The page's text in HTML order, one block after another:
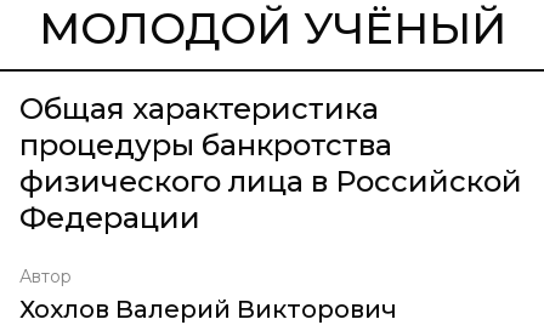
МОЛОДОЙ УЧЁНЫЙ
Общая характеристика
процедуры банкротства
физического лица в Российской
Федерации
Автор
Хохлов Валерий Викторович